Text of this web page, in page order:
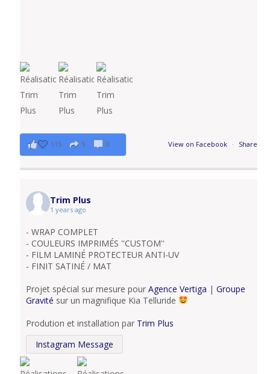
View on Facebook · Share
115 9 0
Trim Plus
1 years ago
- WRAP COMPLET
- COULEURS IMPRIMÉS ''CUSTOM''
- FILM LAMINÉ PROTECTEUR ANTI-UV
- FINIT SATINÉ / MAT
Projet spécial sur mesure pour Agence Vertiga | Groupe
Gravité sur un magnifique Kia Telluride
Prodution et installation par Trim Plus
Instagram Message